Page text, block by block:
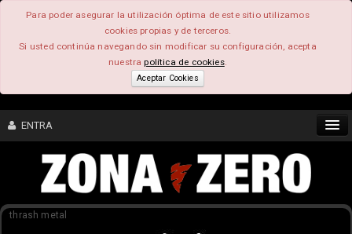
Para poder asegurar la utilización óptima de este sitio utilizamos
cookies propias y de terceros.
Si usted continúa navegando sin modificar su configuración, acepta
nuestrapolítica de cookies.
Aceptar Cookies
ENTRA
CONTENIDO
thrash metal